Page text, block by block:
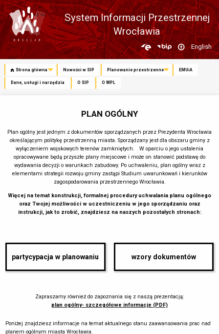
System Informacji Przestrzennej
Wrocławia
Zmień
język
English
Strona główna Nowości w SIP Planowanie przestrzenne EMUiA
Dane, usługi i narzędzia O SIP O WPL
PLAN OGÓLNY
Plan ogólny jest jednym z dokumentów sporządzanych przez Prezydenta Wrocławia
określającym politykę przestrzenną miasta. Sporządzany jest dla obszaru gminy z
wyłączeniem wojskowych terenów zamkniętych. W oparciu o jego ustalenia
opracowywane będą przyszłe plany miejscowe i może on stanowić podstawę do
wydawania decyzji o warunkach zabudowy. Po uchwaleniu, plan ogólny wraz z
elementami strategii rozwoju gminy zastąpi Studium uwarunkowań i kierunków
zagospodarowania przestrzennego Wrocławia.
Więcej na temat konstrukcji, formalnej procedury uchwalania planu ogólnego
oraz Twojej możliwości w uczestniczeniu w jego sporządzaniu oraz
instrukcji, jak to zrobić, znajdziesz na naszych pozostałych stronach:
partycypacja w planowaniu wzory dokumentów
Zapraszamy również do zapoznania się z naszą prezentacją:
plan ogólny- szczegółowe informacje (PDF)
Poniżej znajdziesz informacje na temat aktualnego stanu zaawansowania prac nad
planem ogólnym miasta Wrocławia.